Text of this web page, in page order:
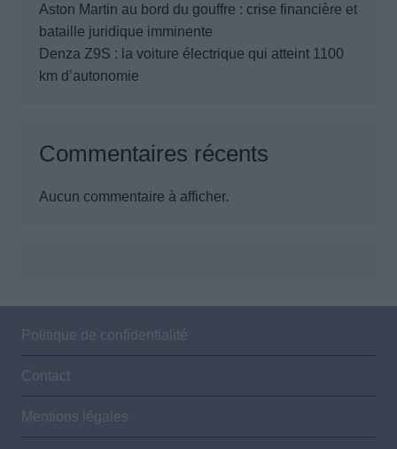
Aston Martin au bord du gouffre : crise financière et
bataille juridique imminente
Denza Z9S : la voiture électrique qui atteint 1100
km d’autonomie
Commentaires récents
Aucun commentaire à afficher.
Politique de confidentialité
Contact
Mentions légales